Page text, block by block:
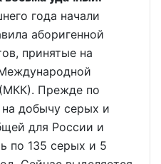
года начали
аборигенной
принятые на
Прежде по
на добычу серых и
для России и
по 135 серых и 5